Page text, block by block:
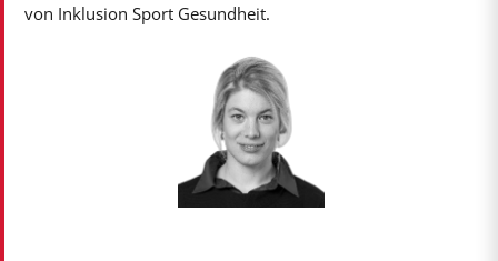
von Inklusion Sport Gesundheit.